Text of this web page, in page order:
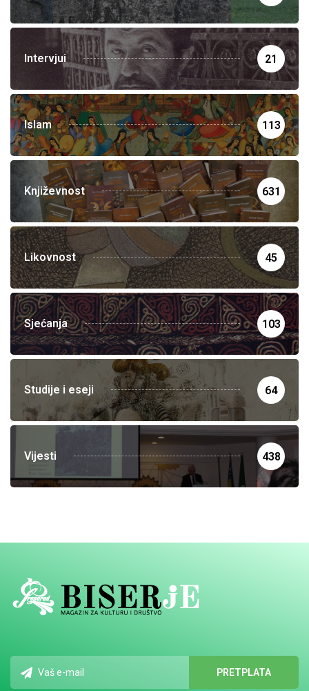
Intervjui 21
Islam 113
Književnost 631
Likovnost 45
Sjećanja 103
Studije i eseji 64
Vijesti 438